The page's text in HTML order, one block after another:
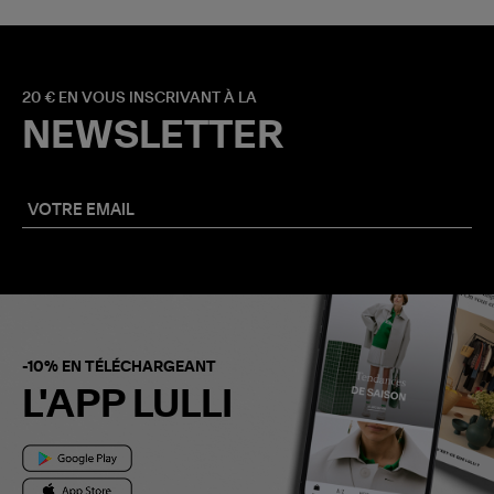
20 € EN VOUS INSCRIVANT À LA
NEWSLETTER
-10% EN TÉLÉCHARGEANT
L'APP LULLI